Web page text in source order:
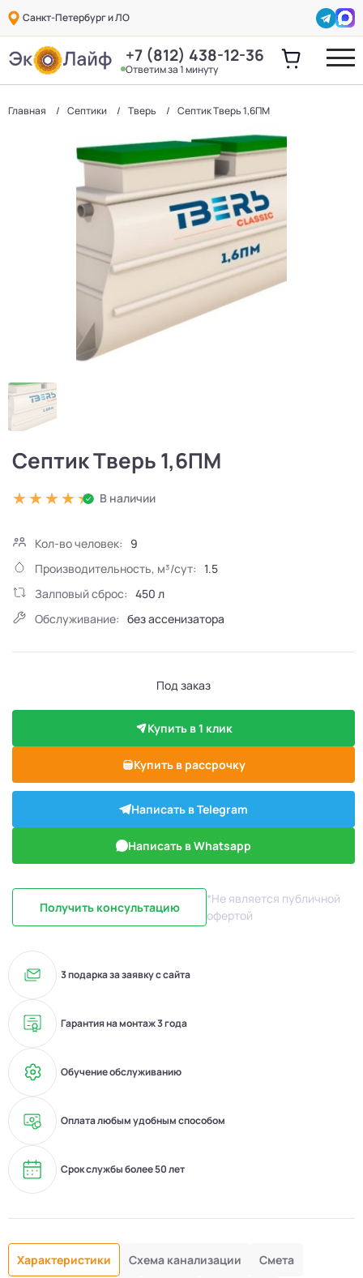
Санкт-Петербург и ЛО
+7 (812) 438-12-36
Ответим за 1 минуту
Главная Септики Тверь Септик Тверь 1,6ПМ
Септик Тверь 1,6ПМ
В наличии
Кол-во человек:
9
Производительность, м³/сут: 1.5
Залповый сброс: 450 л
Обслуживание: без ассенизатора
Под заказ
Купить в 1 клик
Купить в рассрочку
Написать в Telegram
Написать в Whatsapp
Получить консультацию
*Не является публичной
офертой
3 подарка за заявку с сайта
Гарантия на монтаж 3 года
Обучение обслуживанию
Оплата любым удобным способом
Срок службы более 50 лет
Характеристики Схема канализации Смета